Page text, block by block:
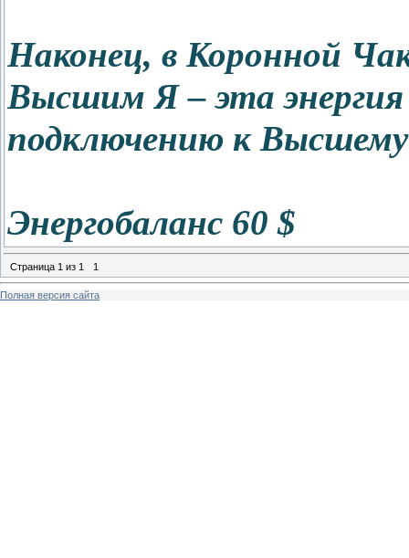
Наконец, в Коронной
Высшим Я – эта
подключению к
Энергобаланс 60 $
Страница 1 из 1 1
Полная версия сайта